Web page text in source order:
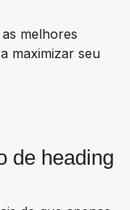
melhores
maximizar seu
de heading